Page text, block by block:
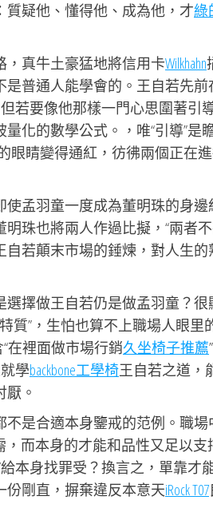
質疑他、懂得他、成為他，才綠
真牛土豪猛地將信用卡Wilkhahn
普通人能學會的。王自若先前
若要像他那樣一門心思圍著引
化的數學公式。，唯“引導”是
眼睛變得通紅，彷彿兩個正在
孟羽童一度成為董明珠的身邊
珠也將兩人作過比擬，“兩者
若顛末市場的錘煉，對人生的
擇做王自若仍是做孟羽童？很
質”，生怕也算不上職場人眼里
在裡面做市場行銷久坐椅子推薦
學backbone工學椅王自若之道，
。
是合適本身鑒戒的范例。職場
，而本身的才能和品性又足以支
本身找罪受？換言之，單靠才
剛直，摒棄違反本意天iRock T07